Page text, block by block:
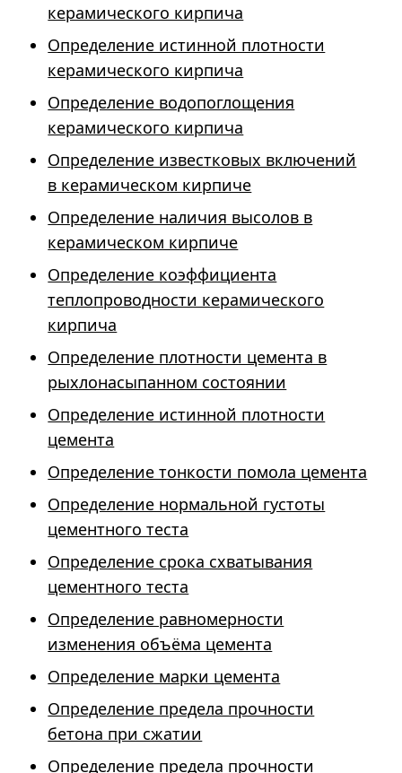
керамического кирпича
Определение истинной плотности
керамического кирпича
Определение водопоглощения
керамического кирпича
Определение известковых включений
в керамическом кирпиче
Определение наличия высолов в
керамическом кирпиче
Определение коэффициента
теплопроводности керамического
кирпича
Определение плотности цемента в
рыхлонасыпанном состоянии
Определение истинной плотности
цемента
Определение тонкости помола цемента
Определение нормальной густоты
цементного теста
Определение срока схватывания
цементного теста
Определение равномерности
изменения объёма цемента
Определение марки цемента
Определение предела прочности
бетона при сжатии
Определение предела прочности